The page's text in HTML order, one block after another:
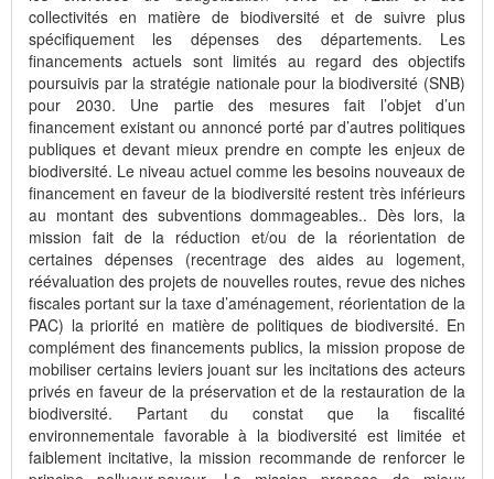
collectivités en matière de biodiversité et de suivre plus
spécifiquement les dépenses des départements. Les
financements actuels sont limités au regard des objectifs
poursuivis par la stratégie nationale pour la biodiversité (SNB)
pour 2030. Une partie des mesures fait l’objet d’un
financement existant ou annoncé porté par d’autres politiques
publiques et devant mieux prendre en compte les enjeux de
biodiversité. Le niveau actuel comme les besoins nouveaux de
financement en faveur de la biodiversité restent très inférieurs
au montant des subventions dommageables.. Dès lors, la
mission fait de la réduction et/ou de la réorientation de
certaines dépenses (recentrage des aides au logement,
réévaluation des projets de nouvelles routes, revue des niches
fiscales portant sur la taxe d’aménagement, réorientation de la
PAC) la priorité en matière de politiques de biodiversité. En
complément des financements publics, la mission propose de
mobiliser certains leviers jouant sur les incitations des acteurs
privés en faveur de la préservation et de la restauration de la
biodiversité. Partant du constat que la fiscalité
environnementale favorable à la biodiversité est limitée et
faiblement incitative, la mission recommande de renforcer le